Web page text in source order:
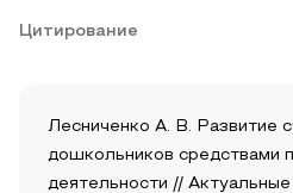
Цитирование
Лесниченко А. В. Развитие
дошкольников средствами
деятельности // Актуальные